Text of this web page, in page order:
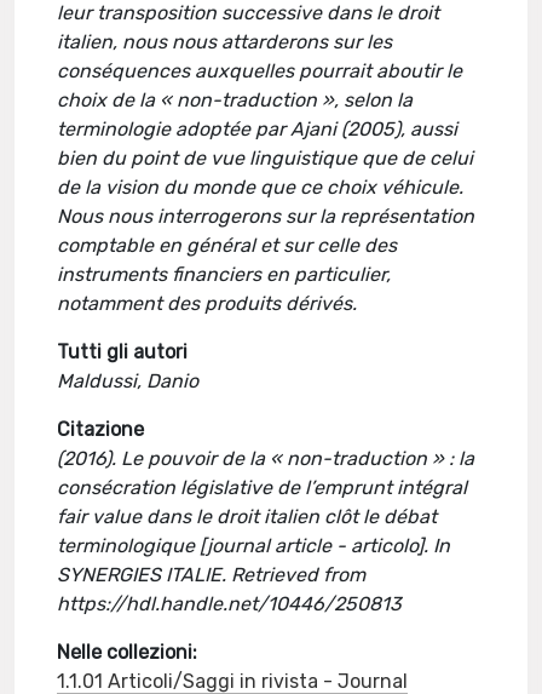
leur transposition successive dans le droit
italien, nous nous attarderons sur les
conséquences auxquelles pourrait aboutir le
choix de la « non-traduction », selon la
terminologie adoptée par Ajani (2005), aussi
bien du point de vue linguistique que de celui
de la vision du monde que ce choix véhicule.
Nous nous interrogerons sur la représentation
comptable en général et sur celle des
instruments financiers en particulier,
notamment des produits dérivés.
Tutti gli autori
Maldussi, Danio
Citazione
(2016). Le pouvoir de la « non-traduction » : la
consécration législative de l’emprunt intégral
fair value dans le droit italien clôt le débat
terminologique [journal article - articolo]. In
SYNERGIES ITALIE. Retrieved from
https://hdl.handle.net/10446/250813
Nelle collezioni:
1.1.01 Articoli/Saggi in rivista - Journal